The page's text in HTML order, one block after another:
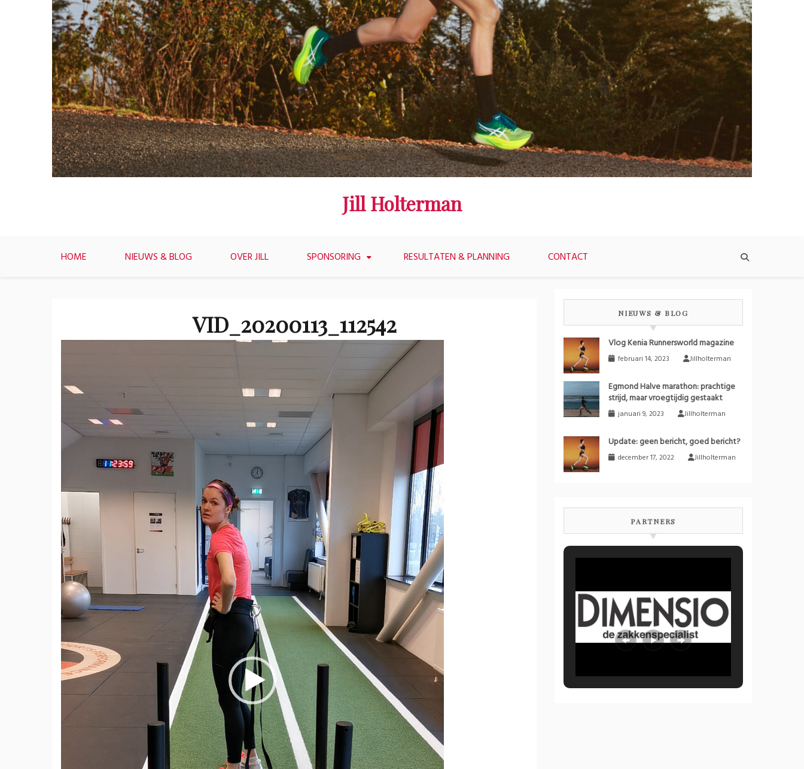
Jill Holterman
HOME NIEUWS & BLOG OVER JILL SPONSORING RESULTATEN & PLANNING CONTACT
VID_20200113_112542 NIEUWS & BLOG
Vlog Kenia Runnersworld magazine
februari 14, 2023 Jillholterman
Egmond Halve marathon: prachtige
strijd, maar vroegtijdig gestaakt
januari 9, 2023 Jillholterman
Update: geen bericht, goed bericht?
december 17, 2022 Jillholterman
PARTNERS